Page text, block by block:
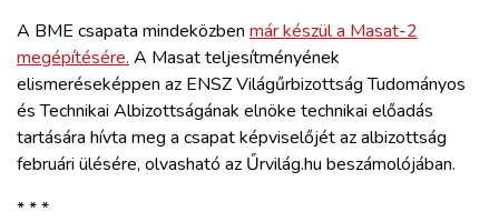
A BME csapata mindeközben már készül a Masat-2
megépítésére. A Masat teljesítményének
elismeréseképpen az ENSZ Világűrbizottság Tudományos
és Technikai Albizottságának elnöke technikai előadás
tartására hívta meg a csapat képviselőjét az albizottság
februári ülésére, olvasható az Űrvilág.hu beszámolójában.
* * *